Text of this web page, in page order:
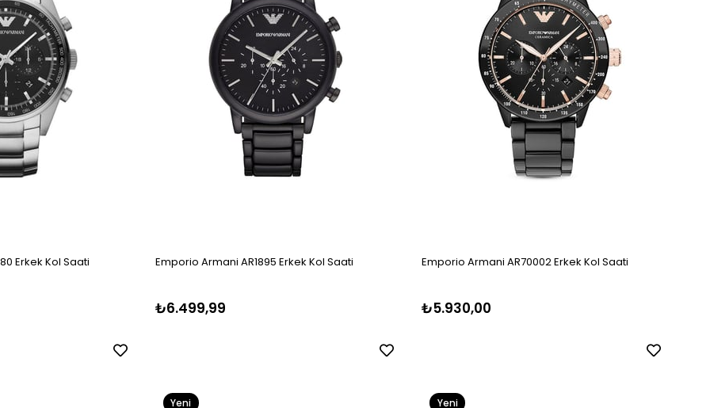
Erkek Kol Saati Emporio Armani AR1895 Erkek Kol Saati
₺6.499,99
Emporio Armani AR70002 Erkek Kol Saati
₺5.930,00
Yeni Yeni